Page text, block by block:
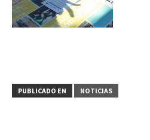
PUBLICADO EN NOTICIAS